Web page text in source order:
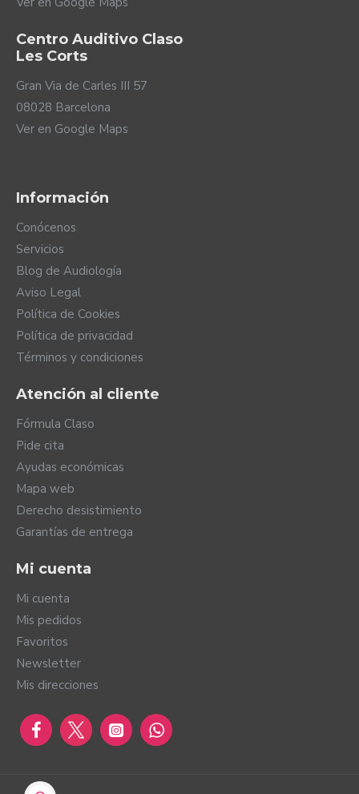
Centro Auditivo Claso
Les Corts
Gran Via de Carles III 57
08028 Barcelona
Ver en Google Maps
Información
Conócenos
Servicios
Blog de Audiología
Aviso Legal
Política de Cookies
Política de privacidad
Términos y condiciones
Atención al cliente
Fórmula Claso
Pide cita
Ayudas económicas
Mapa web
Derecho desistimiento
Garantías de entrega
Mi cuenta
Mi cuenta
Mis pedidos
Favoritos
Newsletter
Mis direcciones